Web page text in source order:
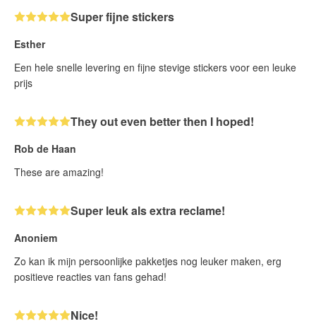
Super fijne stickers
Esther
Een hele snelle levering en fijne stevige stickers voor een leuke
prijs
They out even better then I hoped!
Rob de Haan
These are amazing!
Super leuk als extra reclame!
Anoniem
Zo kan ik mijn persoonlijke pakketjes nog leuker maken, erg
positieve reacties van fans gehad!
Nice!